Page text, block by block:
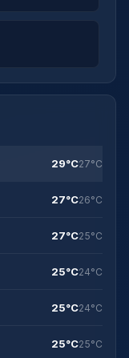
29°C27°C
27°C26°C
27°C25°C
25°C24°C
25°C24°C
25°C25°C